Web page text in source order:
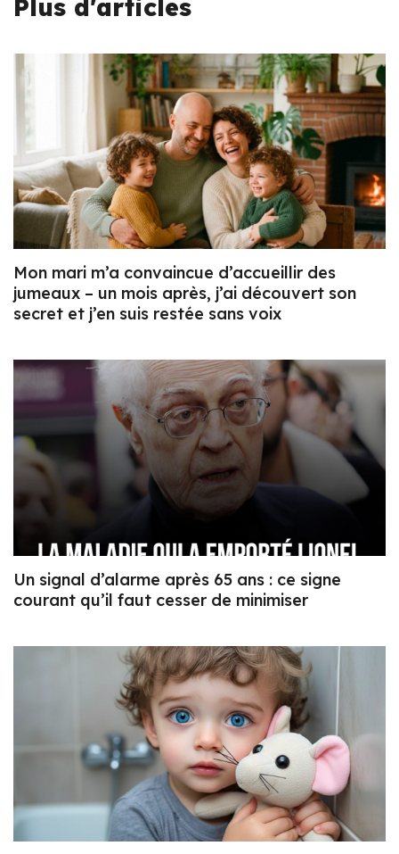
Plus d'articles
Mon mari m’a convaincue d’accueillir des
jumeaux – un mois après, j’ai découvert son
secret et j’en suis restée sans voix
Un signal d’alarme après 65 ans : ce signe
courant qu’il faut cesser de minimiser